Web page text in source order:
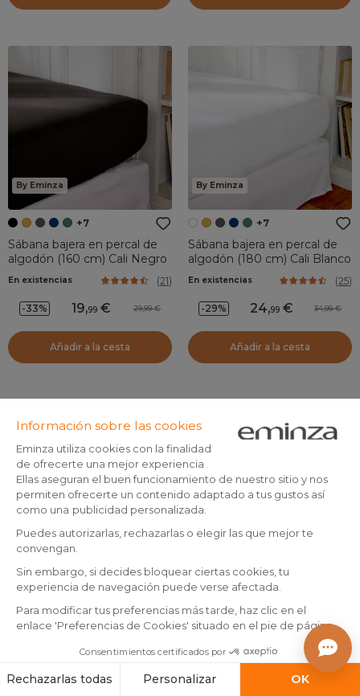
By Eminza
+7
Sábana bajera en percal de
algodón (160 cm) Cali Negro
En existencias (21)
-33% 19,99 29,99
Añadir a la cesta
By Eminza
+7
Sábana bajera en percal de
algodón (180 cm) Cali Blanco
En existencias (25)
-29% 24,99 34,99
Añadir a la cesta
By Eminza
+10
Funda de almohada
cuadrada de percal de
algodón (65 x 65 cm) Cali
By Eminza
+8
algodón (140 x 200 cm) Cali
Verde eucalipto
(5)
18,99